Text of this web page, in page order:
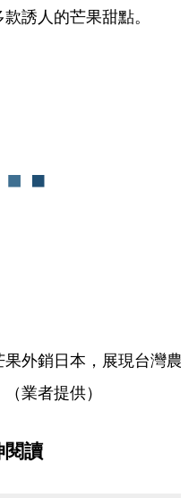
誘人的芒果甜點。
外銷日本，展現台灣農
業者提供）
閱讀